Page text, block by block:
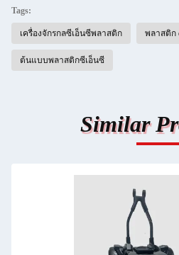
Tags:
เครื่องจักรกลซีเอ็นซีพลาสติก พลาสติก
ต้นแบบพลาสติกซีเอ็นซี
Similar